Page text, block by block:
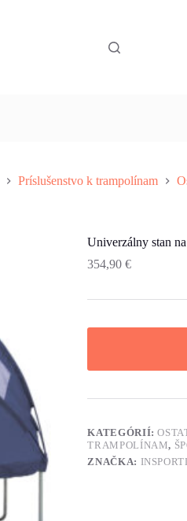
Príslušenstvo k trampolínam
Univerzálny stan
354,90€
KATEGÓRIÍ:
TRAMPOLÍNAM,
ZNAČKA: